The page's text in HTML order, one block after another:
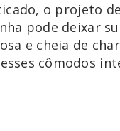
o projeto
pode deixar
e cheia de
cômodos